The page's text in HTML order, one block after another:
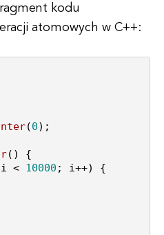
kodu
atomowych w C++:
(0) ;
()
{
< 10000 ; i++) {